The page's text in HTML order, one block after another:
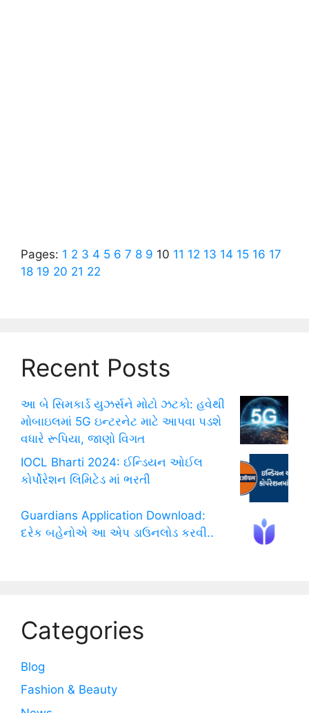
Pages: 1 2 3 4 5 6 7 8 9 10 11 12 13 14 15 16 17
18 19 20 21 22
Recent Posts
આ બે સિમકાર્ડ યુઝર્સને મોટો ઝટકો: હવેથી
મોબાઇલમાં 5G ઇન્ટરનેટ માટે આપવા પડશે
વધારે રૂપિયા, જાણો વિગત
IOCL Bharti 2024: ઈન્ડિયન ઓઈલ
કોર્પોરેશન લિમિટેડ માં ભરતી
Guardians Application Download:
દરેક બહેનોએ આ એપ ડાઉનલોડ કરવી..
Categories
Blog
Fashion & Beauty